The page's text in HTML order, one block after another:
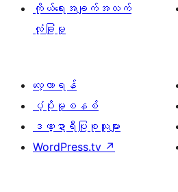
ကိုယ်ရေးအချက်အလက်
လုံခြုံမှု
လေ့လာရန်
ပံ့ပိုးမှုစနစ်
ဒဏ္ဍာရီပြုစုသူများ
WordPress.tv ↗